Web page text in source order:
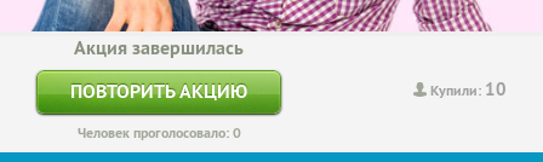
Купили: 10
Акция завершилась
ПОВТОРИТЬ АКЦИЮ
Человек проголосовало: 0